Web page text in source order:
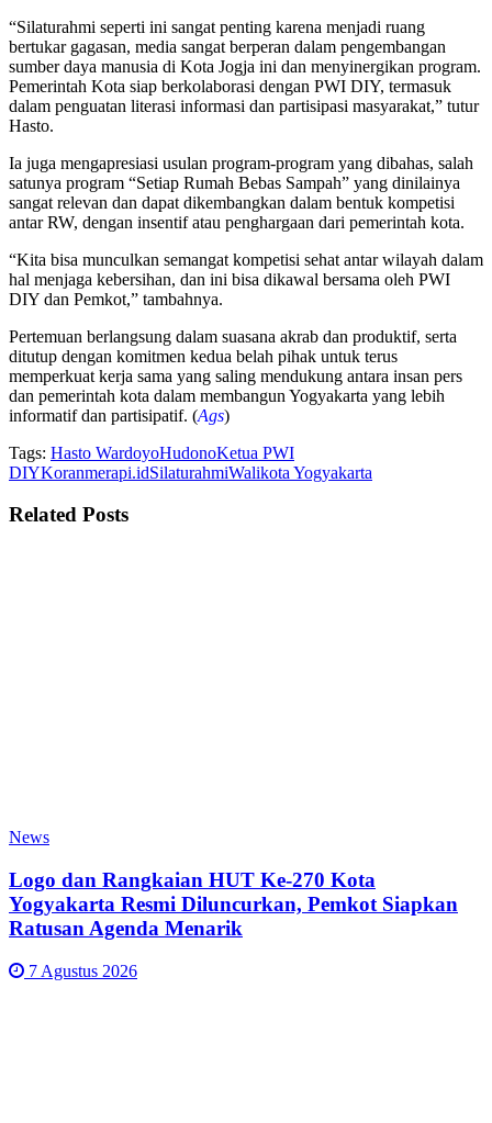
“Silaturahmi seperti ini sangat penting karena menjadi ruang
bertukar gagasan, media sangat berperan dalam pengembangan
sumber daya manusia di Kota Jogja ini dan menyinergikan program.
Pemerintah Kota siap berkolaborasi dengan PWI DIY, termasuk
dalam penguatan literasi informasi dan partisipasi masyarakat,” tutur
Hasto.
Ia juga mengapresiasi usulan program-program yang dibahas, salah
satunya program “Setiap Rumah Bebas Sampah” yang dinilainya
sangat relevan dan dapat dikembangkan dalam bentuk kompetisi
antar RW, dengan insentif atau penghargaan dari pemerintah kota.
“Kita bisa munculkan semangat kompetisi sehat antar wilayah dalam
hal menjaga kebersihan, dan ini bisa dikawal bersama oleh PWI
DIY dan Pemkot,” tambahnya.
Pertemuan berlangsung dalam suasana akrab dan produktif, serta
ditutup dengan komitmen kedua belah pihak untuk terus
memperkuat kerja sama yang saling mendukung antara insan pers
dan pemerintah kota dalam membangun Yogyakarta yang lebih
informatif dan partisipatif. (Ags)
Tags: Hasto WardoyoHudonoKetua PWI
DIYKoranmerapi.idSilaturahmiWalikota Yogyakarta
Related Posts
News
Logo dan Rangkaian HUT Ke-270 Kota
Yogyakarta Resmi Diluncurkan, Pemkot Siapkan
Ratusan Agenda Menarik
7 Agustus 2026